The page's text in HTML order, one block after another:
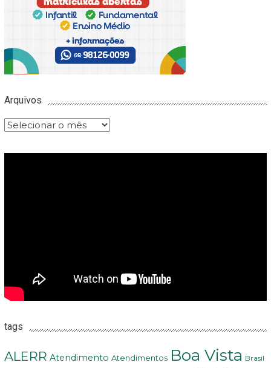
Arquivos
Arquivos
tags
ALERR Atendimento Atendimentos Boa Vista Brasil